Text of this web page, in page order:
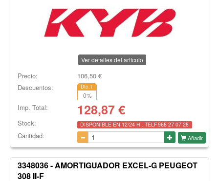
Ver detalles del artículo
Precio: 106,50€
Descuentos:
Dto.1
0%
Imp. Total: 128,87€
Stock: DISPONIBLE EN 12/24 H . TELF.968 27 07 28
Cantidad: Añadir
3348036 - AMORTIGUADOR EXCEL-G PEUGEOT
308 II-F